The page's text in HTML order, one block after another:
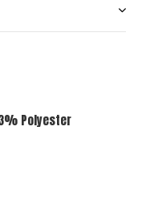
Polyester